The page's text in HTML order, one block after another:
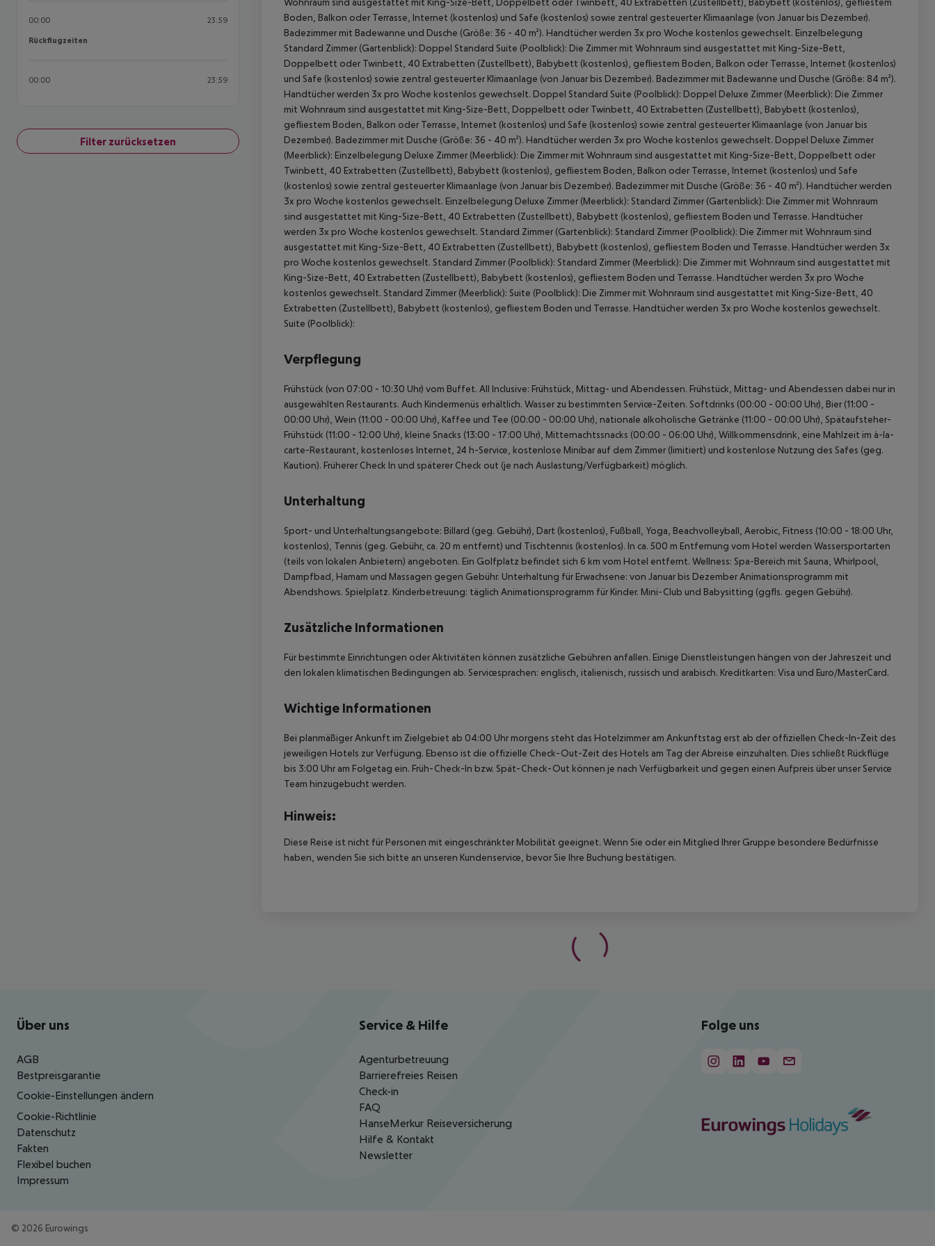
00:00 23:59
Rückflugzeiten
Rückflugzeiten
00:00 23:59
Filter zurücksetzen
Boden, Balkon oder Terrasse, Internet (kostenlos) und Safe (kostenlos) sowie zentral gesteuerter Klimaanlage (von Januar bis Dezember).
Badezimmer mit Badewanne und Dusche (Größe: 36 - 40 m²). Handtücher werden 3x pro Woche kostenlos gewechselt. Einzelbelegung
Standard Zimmer (Gartenblick): Doppel Standard Suite (Poolblick): Die Zimmer mit Wohnraum sind ausgestattet mit King-Size-Bett,
Doppelbett oder Twinbett, 40 Extrabetten (Zustellbett), Babybett (kostenlos), gefliestem Boden, Balkon oder Terrasse, Internet (kostenlos)
und Safe (kostenlos) sowie zentral gesteuerter Klimaanlage (von Januar bis Dezember). Badezimmer mit Badewanne und Dusche (Größe: 84 m²).
Handtücher werden 3x pro Woche kostenlos gewechselt. Doppel Standard Suite (Poolblick): Doppel Deluxe Zimmer (Meerblick): Die Zimmer
mit Wohnraum sind ausgestattet mit King-Size-Bett, Doppelbett oder Twinbett, 40 Extrabetten (Zustellbett), Babybett (kostenlos),
gefliestem Boden, Balkon oder Terrasse, Internet (kostenlos) und Safe (kostenlos) sowie zentral gesteuerter Klimaanlage (von Januar bis
Dezember). Badezimmer mit Dusche (Größe: 36 - 40 m²). Handtücher werden 3x pro Woche kostenlos gewechselt. Doppel Deluxe Zimmer
(Meerblick): Einzelbelegung Deluxe Zimmer (Meerblick): Die Zimmer mit Wohnraum sind ausgestattet mit King-Size-Bett, Doppelbett oder
Twinbett, 40 Extrabetten (Zustellbett), Babybett (kostenlos), gefliestem Boden, Balkon oder Terrasse, Internet (kostenlos) und Safe
(kostenlos) sowie zentral gesteuerter Klimaanlage (von Januar bis Dezember). Badezimmer mit Dusche (Größe: 36 - 40 m²). Handtücher werden
3x pro Woche kostenlos gewechselt. Einzelbelegung Deluxe Zimmer (Meerblick): Standard Zimmer (Gartenblick): Die Zimmer mit Wohnraum
sind ausgestattet mit King-Size-Bett, 40 Extrabetten (Zustellbett), Babybett (kostenlos), gefliestem Boden und Terrasse. Handtücher
werden 3x pro Woche kostenlos gewechselt. Standard Zimmer (Gartenblick): Standard Zimmer (Poolblick): Die Zimmer mit Wohnraum sind
ausgestattet mit King-Size-Bett, 40 Extrabetten (Zustellbett), Babybett (kostenlos), gefliestem Boden und Terrasse. Handtücher werden 3x
pro Woche kostenlos gewechselt. Standard Zimmer (Poolblick): Standard Zimmer (Meerblick): Die Zimmer mit Wohnraum sind ausgestattet mit
King-Size-Bett, 40 Extrabetten (Zustellbett), Babybett (kostenlos), gefliestem Boden und Terrasse. Handtücher werden 3x pro Woche
kostenlos gewechselt. Standard Zimmer (Meerblick): Suite (Poolblick): Die Zimmer mit Wohnraum sind ausgestattet mit King-Size-Bett, 40
Extrabetten (Zustellbett), Babybett (kostenlos), gefliestem Boden und Terrasse. Handtücher werden 3x pro Woche kostenlos gewechselt.
Suite (Poolblick):
Verpflegung
Frühstück (von 07:00 - 10:30 Uhr) vom Buffet. All Inclusive: Frühstück, Mittag- und Abendessen. Frühstück, Mittag- und Abendessen dabei nur in
ausgewählten Restaurants. Auch Kindermenüs erhältlich. Wasser zu bestimmten Service-Zeiten. Softdrinks (00:00 - 00:00 Uhr), Bier (11:00 -
00:00 Uhr), Wein (11:00 - 00:00 Uhr), Kaffee und Tee (00:00 - 00:00 Uhr), nationale alkoholische Getränke (11:00 - 00:00 Uhr), Spätaufsteher-
Frühstück (11:00 - 12:00 Uhr), kleine Snacks (13:00 - 17:00 Uhr), Mitternachtssnacks (00:00 - 06:00 Uhr), Willkommensdrink, eine Mahlzeit im à-la-
carte-Restaurant, kostenloses Internet, 24 h-Service, kostenlose Minibar auf dem Zimmer (limitiert) und kostenlose Nutzung des Safes (geg.
Kaution). Früherer Check In und späterer Check out (je nach Auslastung/Verfügbarkeit) möglich.
Unterhaltung
Sport- und Unterhaltungsangebote: Billard (geg. Gebühr), Dart (kostenlos), Fußball, Yoga, Beachvolleyball, Aerobic, Fitness (10:00 - 18:00 Uhr,
kostenlos), Tennis (geg. Gebühr, ca. 20 m entfernt) und Tischtennis (kostenlos). In ca. 500 m Entfernung vom Hotel werden Wassersportarten
(teils von lokalen Anbietern) angeboten. Ein Golfplatz befindet sich 6 km vom Hotel entfernt. Wellness: Spa-Bereich mit Sauna, Whirlpool,
Dampfbad, Hamam und Massagen gegen Gebühr. Unterhaltung für Erwachsene: von Januar bis Dezember Animationsprogramm mit
Abendshows. Spielplatz. Kinderbetreuung: täglich Animationsprogramm für Kinder. Mini-Club und Babysitting (ggfls. gegen Gebühr).
Zusätzliche Informationen
Für bestimmte Einrichtungen oder Aktivitäten können zusätzliche Gebühren anfallen. Einige Dienstleistungen hängen von der Jahreszeit und
den lokalen klimatischen Bedingungen ab. Servicesprachen: englisch, italienisch, russisch und arabisch. Kreditkarten: Visa und Euro/MasterCard.
Wichtige Informationen
Bei planmäßiger Ankunft im Zielgebiet ab 04:00 Uhr morgens steht das Hotelzimmer am Ankunftstag erst ab der offiziellen Check-In-Zeit des
jeweiligen Hotels zur Verfügung. Ebenso ist die offizielle Check-Out-Zeit des Hotels am Tag der Abreise einzuhalten. Dies schließt Rückflüge
bis 3:00 Uhr am Folgetag ein. Früh-Check-In bzw. Spät-Check-Out können je nach Verfügbarkeit und gegen einen Aufpreis über unser Service
Team hinzugebucht werden.
Hinweis:
Diese Reise ist nicht für Personen mit eingeschränkter Mobilität geeignet. Wenn Sie oder ein Mitglied Ihrer Gruppe besondere Bedürfnisse
haben, wenden Sie sich bitte an unseren Kundenservice, bevor Sie Ihre Buchung bestätigen.
Footer navigation
Über uns
AGB
Bestpreisgarantie
Cookie-Einstellungen ändern
Cookie-Richtlinie
Datenschutz
Fakten
Flexibel buchen
Impressum
Service & Hilfe
Agenturbetreuung
Barrierefreies Reisen
Check-in
FAQ
HanseMerkur Reiseversicherung
Hilfe & Kontakt
Newsletter
Folge uns
© 2026 Eurowings